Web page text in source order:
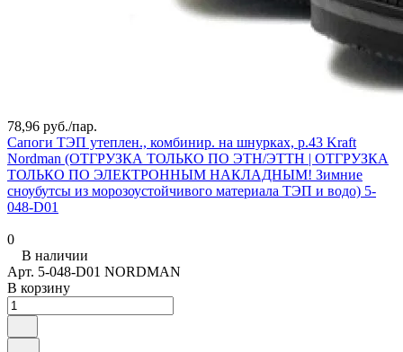
78,96 руб./пар.
Сапоги ТЭП утеплен., комбинир. на шнурках, р.43 Kraft
Nordman (ОТГРУЗКА ТОЛЬКО ПО ЭТН/ЭТТН | ОТГРУЗКА
ТОЛЬКО ПО ЭЛЕКТРОННЫМ НАКЛАДНЫМ! Зимние
сноубутсы из морозоустойчивого материала ТЭП и водо) 5-
048-D01
0
В наличии
Арт. 5-048-D01 NORDMAN
В корзину